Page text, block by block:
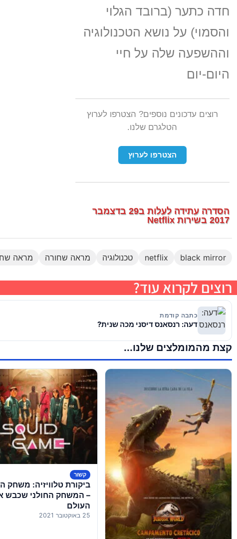
חדה כתער (ברובד הגלוי
והסמוי) על נושא הטכנולוגיה
וההשפעה שלה על חיי
היום-יום
רוצים עדכונים נוספים? הצטרפו לערוץ
הטלגרם שלנו.
הצטרפו לערוץ
הסדרה עתידה לעלות ב29 בדצמבר
2017 בשירות Netflix
black mirror
netflix טכנולוגיה מראה שחורה מראה
רוצים לקרוא עוד?
כתבה קודמת
דעה: רנסאנס דיסני מכה שנית?
קצת מהמומלצים שלנו...
קשור
ביקורת טלוויזיה: משחק
– המשחק החולני שכבש
העולם
25 באוקטובר 2021